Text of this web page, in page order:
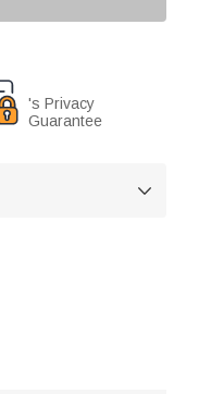
's Privacy
Guarantee
